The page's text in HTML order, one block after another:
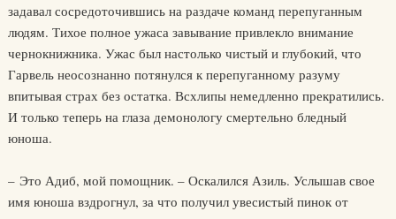
задавал сосредоточившись на раздаче команд перепуганным
людям. Тихое полное ужаса завывание привлекло внимание
чернокнижника. Ужас был настолько чистый и глубокий, что
Гарвель неосознанно потянулся к перепуганному разуму
впитывая страх без остатка. Всхлипы немедленно прекратились.
И только теперь на глаза демонологу смертельно бледный
юноша.
– Это Адиб, мой помощник. – Оскалился Азиль. Услышав свое
имя юноша вздрогнул, за что получил увесистый пинок от